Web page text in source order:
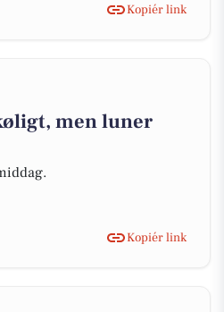
Kopiér link
men luner
Kopiér link